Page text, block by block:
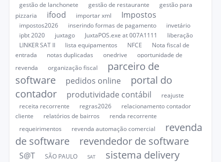
gestão de lanchonete
gestão de restaurante
gestão para
pizzaria
ifood importar xml Impostos
impostos2026 inserindo formas de pagamento
invetário
ipbt 2020
juxtago JuxtaPOS.exe at 007A1111
liberação
LINKER SAT II
lista equipamentos NFCE
Nota fiscal de
entrada
notas duplicadas onedrive
oportunidade de
revenda
organização fiscal
parceiro de
software
pedidos online
portal do
contador
produtividade contábil
reajuste
receita recorrente
regras2026
relacionamento contador
cliente
relatórios de bairros
renda recorrente
requeirimentos
revenda automação comercial
revenda
de software
revendedor de software
S@T SÃO PAULO SAT sistema delivery